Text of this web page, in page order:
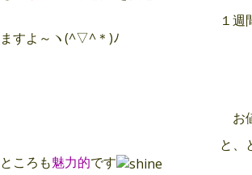
１週間後が楽し
ますよ～ヽ(^▽^＊)ﾉ
お値
と、とってもお
ところも魅力的です